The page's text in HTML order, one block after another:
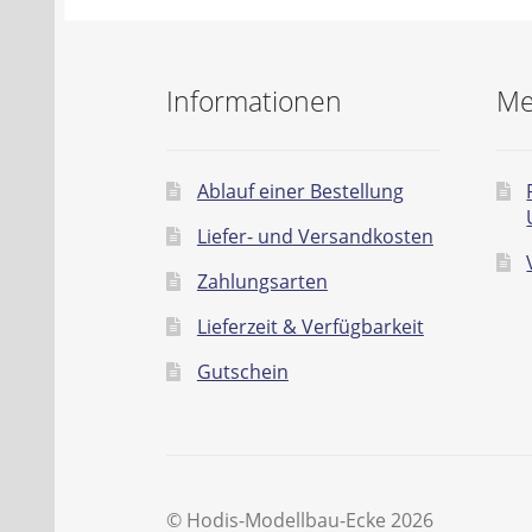
Informationen
Ablauf einer Bestellung
Liefer- und Versandkosten
Zahlungsarten
Lieferzeit & Verfügbarkeit
Gutschein
© Hodis-Modellbau-Ecke 2026